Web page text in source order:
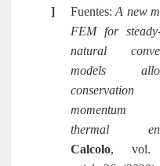
]
Fuentes:A new
FEM for
natural
models
momentum
thermal
Calcolo, vol.